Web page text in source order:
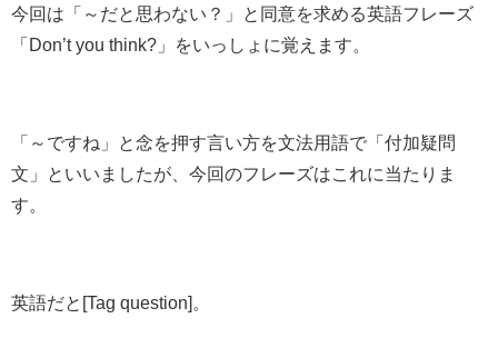
今回は 「～だと思わない？」
と同意を求める英語フレーズ
「Don’t you think?」
をいっしょに覚えます。
「～ですね」と念を押す言い方を文法用語で「付加疑問
文」といいましたが、今回のフレーズはこれに当たりま
す。
英語だと[Tag question]。